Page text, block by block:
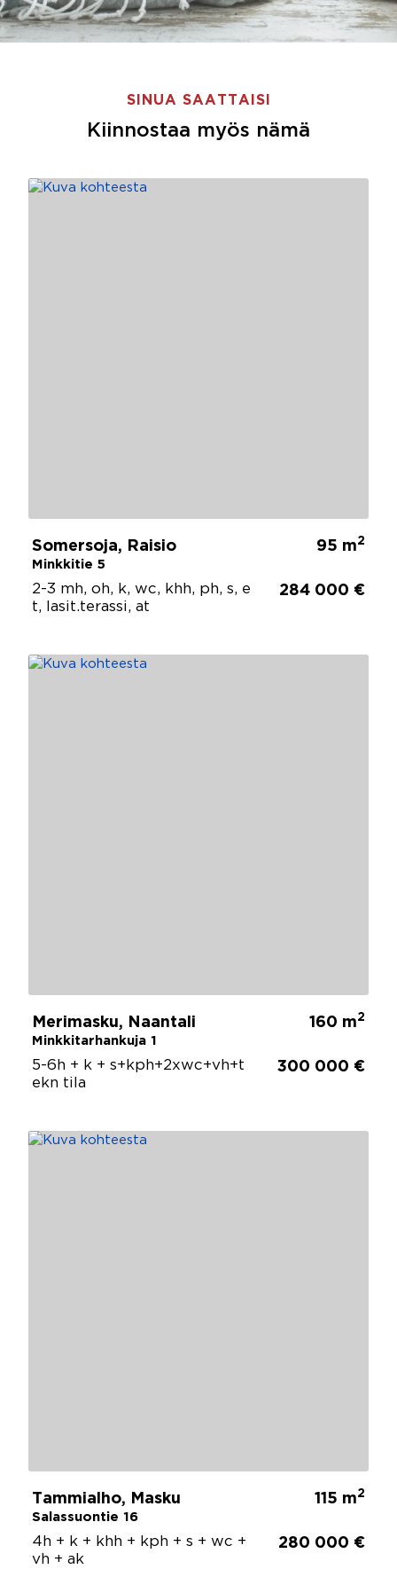
SINUA SAATTAISI
Kiinnostaa myös nämä
Somersoja, Raisio
Minkkitie 5
95 m2
2-3 mh, oh, k, wc, khh, ph, s, e
t, lasit.terassi, at
284 000 €
Merimasku, Naantali
Minkkitarhankuja 1
160 m2
5-6h + k + s+kph+2xwc+vh+t
ekn tila
300 000 €
Tammialho, Masku
Salassuontie 16
115 m2
4h + k + khh + kph + s + wc +
vh + ak
280 000 €